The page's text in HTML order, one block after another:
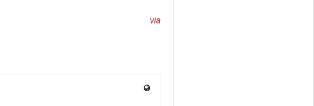
via